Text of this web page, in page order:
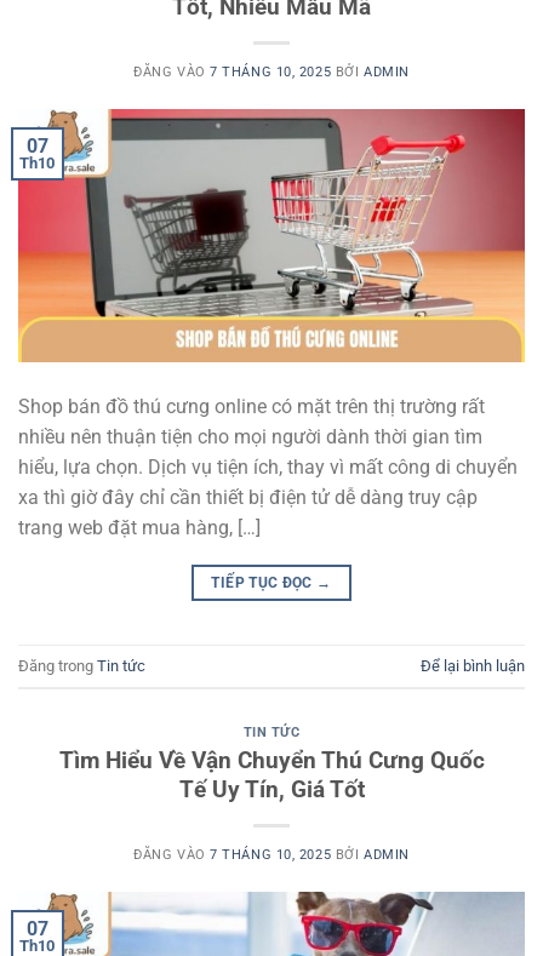
Tốt, Nhiều Mẫu Mã
ĐĂNG VÀO7 THÁNG 10, 2025 BỞI ADMIN
07
Th10
Shop bán đồ thú cưng online có mặt trên thị trường rất
nhiều nên thuận tiện cho mọi người dành thời gian tìm
hiểu, lựa chọn. Dịch vụ tiện ích, thay vì mất công di chuyển
xa thì giờ đây chỉ cần thiết bị điện tử dễ dàng truy cập
trang web đặt mua hàng, […]
TIẾP TỤC ĐỌC →
Đăng trong Tin tức Để lại bình luận
TIN TỨC
Tìm Hiểu Về Vận Chuyển Thú Cưng Quốc
Tế Uy Tín, Giá Tốt
ĐĂNG VÀO7 THÁNG 10, 2025 BỞI ADMIN
07
Th10